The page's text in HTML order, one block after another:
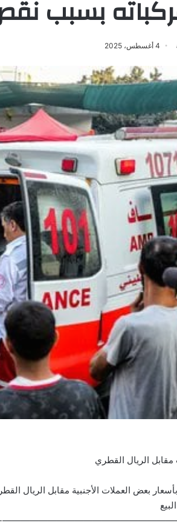
بسبب
4 أغسطس، 2025
مقابل الريال القطري
بأسعار بعض العملات الأجنبية مقابل الريال